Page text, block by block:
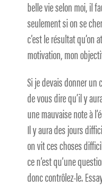
belle vie selon moi, il
seulement si on se
c’est le résultat qu’on
motivation, mon
Si je devais donner un
de vous dire qu’il y
une mauvaise note à
Il y aura des jours
on vit ces choses
ce n’est qu’une
donc contrôlez-le.